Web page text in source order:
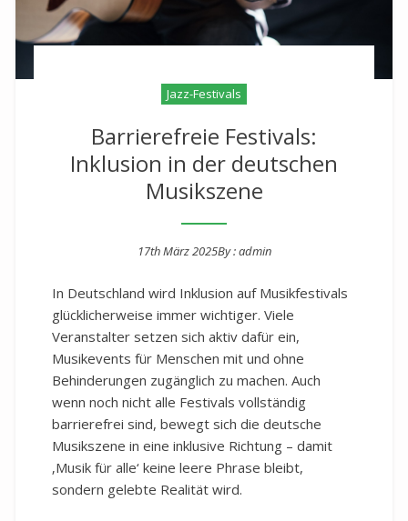
Jazz-Festivals
Barrierefreie Festivals:
Inklusion in der deutschen
Musikszene
17th März 2025By :admin
In Deutschland wird Inklusion auf Musikfestivals
glücklicherweise immer wichtiger. Viele
Veranstalter setzen sich aktiv dafür ein,
Musikevents für Menschen mit und ohne
Behinderungen zugänglich zu machen. Auch
wenn noch nicht alle Festivals vollständig
barrierefrei sind, bewegt sich die deutsche
Musikszene in eine inklusive Richtung – damit
‚Musik für alle‘ keine leere Phrase bleibt,
sondern gelebte Realität wird.